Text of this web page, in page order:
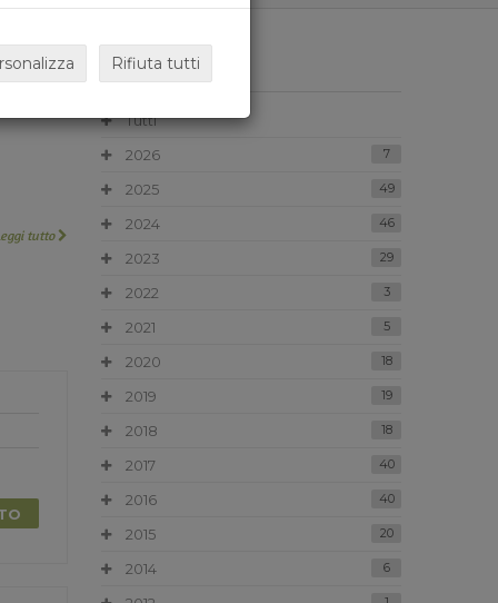
tutto
ARCHIVIO
Tutti
2026
7
2025 49
2024 46
2023 29
2022 3
2021 5
2020 18
2019 19
2018 18
2017 40
2016 40
2015 20
2014 6
Rifiuta tutti